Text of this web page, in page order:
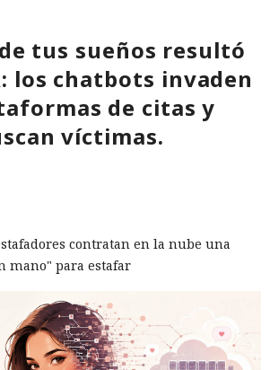
tus sueños resultó
los chatbots invaden
de citas y
víctimas.
contratan en la nube una
mano" para estafar